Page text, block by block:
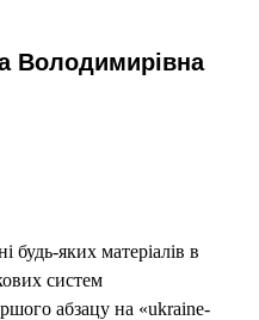
Володимирівна
будь-яких матеріалів в
систем
абзацу на «ukraine-